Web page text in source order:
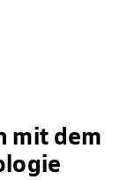
mit dem